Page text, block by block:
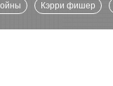
Кэрри фишер